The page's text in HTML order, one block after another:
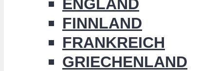
ENGLAND
FINNLAND
FRANKREICH
GRIECHENLAND